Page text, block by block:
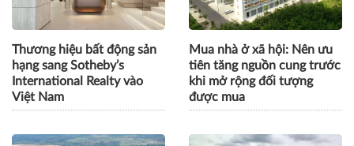
Thương hiệu bất động sản
hạng sang Sotheby’s
International Realty vào
Việt Nam
Mua nhà ở xã hội: Nên ưu
tiên tăng nguồn cung trước
khi mở rộng đối tượng
được mua